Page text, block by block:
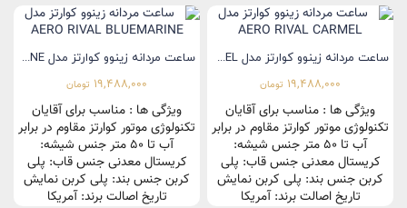
ساعت مردانه زینوو کوارتز مدل AERO RIVAL CARMEL
19,488,000 تومان
ویژگی ها : مناسب برای آقایان
تکنولوژی موتور کوارتز مقاوم در برابر
آب تا 50 متر جنس شیشه:
کریستال معدنی جنس قاب: پلی
کربن جنس بند: پلی کربن نمایش
تاریخ اصالت برند: آمریکا
ساعت مردانه زینوو کوارتز مدل AERO RIVAL BLUEMARINE
19,488,000 تومان
ویژگی ها : مناسب برای آقایان
تکنولوژی موتور کوارتز مقاوم در برابر
آب تا 50 متر جنس شیشه:
کریستال معدنی جنس قاب: پلی
کربن جنس بند: پلی کربن نمایش
تاریخ اصالت برند: آمریکا